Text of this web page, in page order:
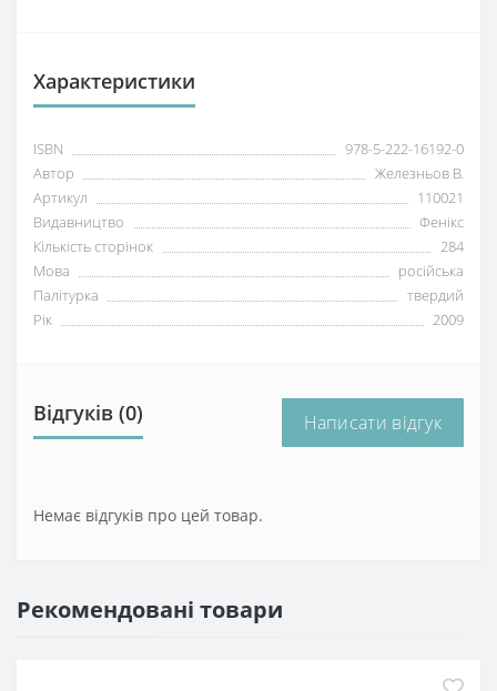
Характеристики
ISBN
978-5-222-16192-0
Автор
Железньов В.
Артикул
110021
Видавництво
Фенікс
Кількість сторінок
284
Мова
російська
Палітурка
твердий
Рік
2009
Відгуків (0) Написати відгук
Немає відгуків про цей товар.
Рекомендовані товари